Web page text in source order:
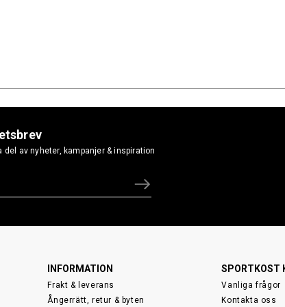
av nyheter, kampanjer & inspiration
INFORMATION
Frakt & leverans
Ångerrätt, retur & byten
SPORTKOST
Vanliga frågor
Kontakta oss